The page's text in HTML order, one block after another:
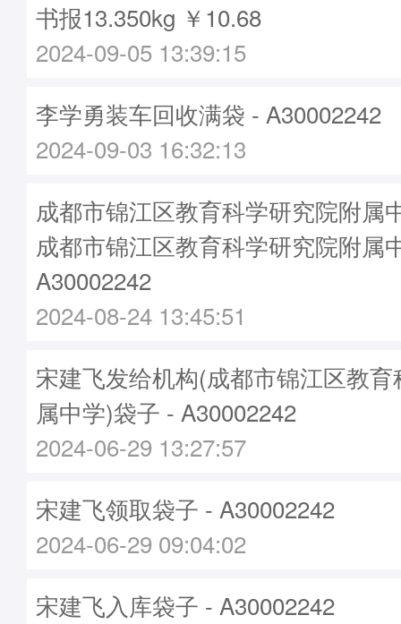
书报13.350kg ￥10.68
2024-09-05 13:39:15
李学勇装车回收满袋 - A30002242
2024-09-03 16:32:13
成都市锦江区教育科学研究院附属
成都市锦江区教育科学研究院附属
A30002242
2024-08-24 13:45:51
宋建飞发给机构(成都市锦江区教
属中学)袋子 - A30002242
2024-06-29 13:27:57
宋建飞领取袋子 - A30002242
2024-06-29 09:04:02
宋建飞入库袋子 - A30002242